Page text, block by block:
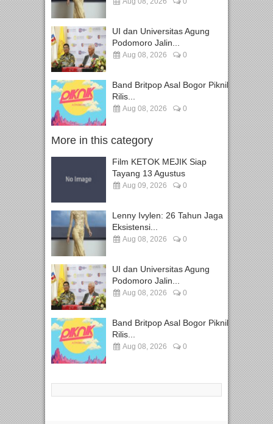
UI dan Universitas Agung
Podomoro Jalin...
Aug 08, 2026 0
Band Britpop Asal Bogor Piknik
Rilis...
Aug 08, 2026 0
More in this category
Film KETOK MEJIK Siap
Tayang 13 Agustus
Aug 09, 2026 0
Lenny Ivylen: 26 Tahun Jaga
Eksistensi...
Aug 08, 2026 0
UI dan Universitas Agung
Podomoro Jalin...
Aug 08, 2026 0
Band Britpop Asal Bogor Piknik
Rilis...
Aug 08, 2026 0